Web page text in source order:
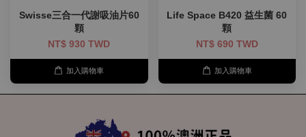
Swisse三合一代謝吸油片60
顆
NT$ 930 TWD
加入購物車
Life Space B420 益生菌 60
顆
NT$ 690 TWD
加入購物車